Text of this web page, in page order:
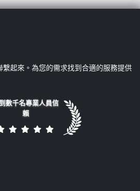
起來。為您的需求找到合適的服務提供
數千名專業人員信
賴